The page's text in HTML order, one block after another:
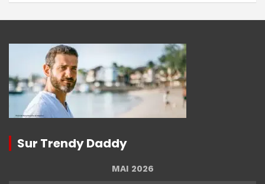
Sur Trendy Daddy
MAI 2026